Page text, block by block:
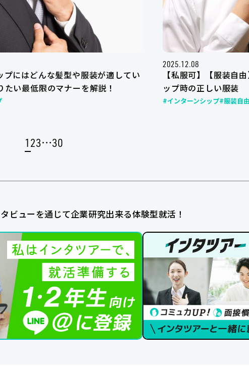
プにはどんな髪型や服装が適してい
たい最低限のマナーを解説！
2025.12.08
【私服可】【服装自
ップ時の正しい服装
#インターンシップ#服装自由
123…30
ビューを通じて企業研究出来る体験型就活！